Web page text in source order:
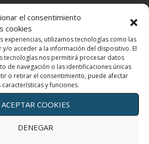
el consentimiento
cookies
experiencias, utilizamos tecnologías como las
y/o acceder a la información del dispositivo. El
tecnologías nos permitirá procesar datos
de navegación o las identificaciones únicas
o retirar el consentimiento, puede afectar
y funciones.
ACEPTAR COOKIES
DENEGAR
un regalo para tus ojos